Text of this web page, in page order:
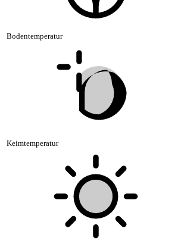
Bodentemperatur
Keimtemperatur